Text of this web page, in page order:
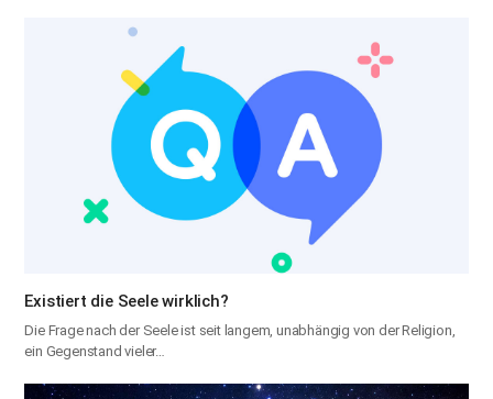
Existiert die Seele wirklich?
Die Frage nach der Seele ist seit langem, unabhängig von der Religion,
ein Gegenstand vieler…